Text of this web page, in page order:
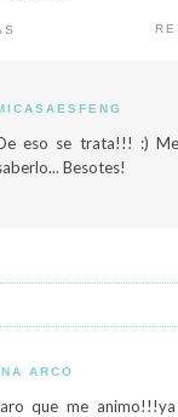
eso se trata!!! :)
Besotes!
ARCO
que me